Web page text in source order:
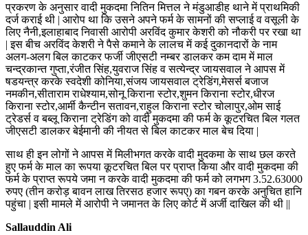
प्रकरण के अनुसार वादी मुकदमा नितिन मित्तल ने मंडुआडीह थाने में प्राथमिकी
दर्ज कराई थी | आरोप था कि उसने अपने फर्म के सामनों की सप्लाई व वसूली के
लिए नैनी,इलाहाबाद निवासी आरोपी अरविंद कुमार केशरी को नौकरी पर रखा था
| इस बीच अरविंद केशरी ने पैसे कमाने के लालच में कई दुकानदारों के नाम
अलग-अलग बिल काटकर फर्जी जीएसटी नम्बर डालकर कम दाम में माल
चन्द्रकान्त गुप्ता,रंजीत सिंह,युवराज सिंह व सत्येन्द्र जायसवाल ने आपस में
षडयन्त्र करके स्वदेशी कोनिया,संजय जायसवाल ट्रेडिंग,मेसर्स बजाज
नमकीन,सीताराम राधेश्याम,सोनू किराना स्टोर,शुमन किराना स्टोर,धीरज
किराना स्टोर,आर्मी कैन्टीन सतावन,राहुल किराना स्टोर चोलापुर,ओम साई
ट्रेडर्स व बब्लू किराना ट्रेडिंग को वादी मुकदमा की फर्म के कूटरचित बिल गलत
जीएसटी डालकर बेईमानी की नीयत से बिल काटकर माल बेच दिया |
साथ ही इन लोगों ने आपस में मिलीभगत करके वादी मुदकमा के साथ छल करते
हुए फर्म के माल का रूपया कूटरचित बिल पर प्राप्त किया और वादी मुकदमा की
फर्म के प्राप्त रूपये जमा न करके वादी मुकदमा की फर्म को लगभग 3.52.63000
रुपए (तीन करोड़ बावन लाख तिरसठ हजार रूपए) का गबन करके अनुचित हानि
पहुंचा | इसी मामले में आरोपी ने जमानत के लिए कोर्ट में अर्जी दाखिल की थी ||
Sallauddin Ali